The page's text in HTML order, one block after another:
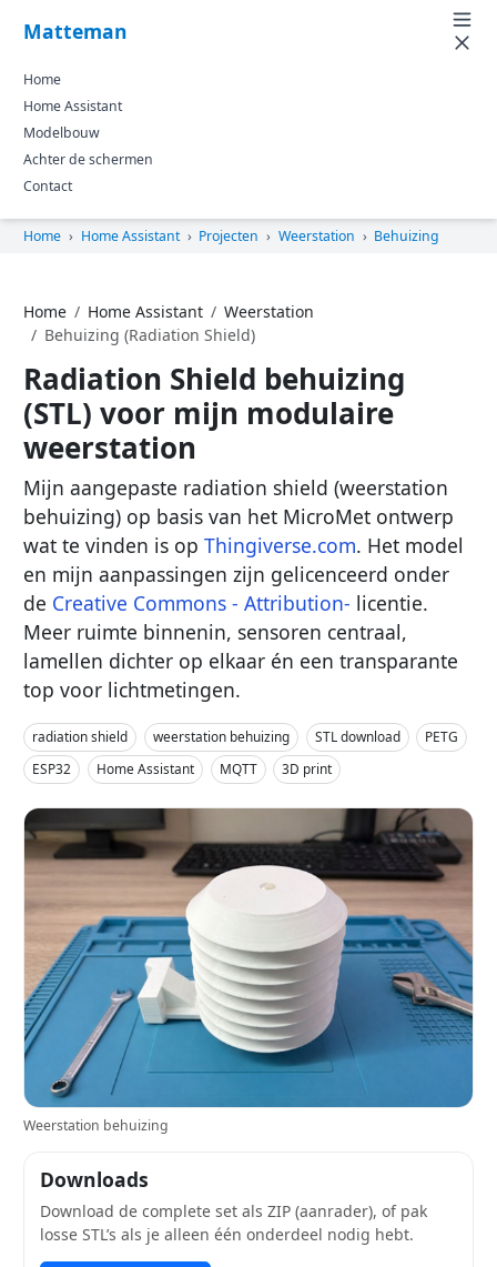
Matteman
Home
Home Assistant
Modelbouw
Achter de schermen
Contact
Home › Home Assistant › Projecten › Weerstation › Behuizing
Home Home Assistant
Weerstation
Behuizing (Radiation Shield)
Radiation Shield behuizing
(STL) voor mijn modulaire
weerstation
Mijn aangepaste radiation shield (weerstation
behuizing) op basis van het MicroMet ontwerp
wat te vinden is op Thingiverse.com. Het model
en mijn aanpassingen zijn gelicenceerd onder
de Creative Commons - Attribution- licentie.
Meer ruimte binnenin, sensoren centraal,
lamellen dichter op elkaar én een transparante
top voor lichtmetingen.
radiation shield weerstation behuizing STL download
PETG
ESP32
Home Assistant MQTT 3D print
Weerstation behuizing
Downloads
Download de complete set als ZIP (aanrader), of pak
losse STL’s als je alleen één onderdeel nodig hebt.